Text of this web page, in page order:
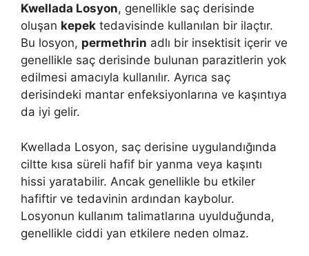
Kwellada Losyon, genellikle saç derisinde
oluşan kepek tedavisinde kullanılan bir ilaçtır.
Bu losyon, permethrin adlı bir insektisit içerir ve
genellikle saç derisinde bulunan parazitlerin yok
edilmesi amacıyla kullanılır. Ayrıca saç
derisindeki mantar enfeksiyonlarına ve kaşıntıya
da iyi gelir.
Kwellada Losyon, saç derisine uygulandığında
ciltte kısa süreli hafif bir yanma veya kaşıntı
hissi yaratabilir. Ancak genellikle bu etkiler
hafiftir ve tedavinin ardından kaybolur.
Losyonun kullanım talimatlarına uyulduğunda,
genellikle ciddi yan etkilere neden olmaz.